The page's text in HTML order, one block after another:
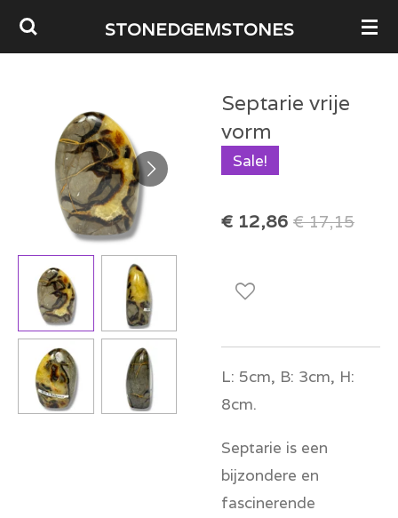
Ga
direct
hoofdinhoud
STONEDGEMSTONES
Septarie vrije
vorm
Sale!
€ 12,86 € 17,15
L: 5cm, B: 3cm, H:
8cm.
Septarie is een
bijzondere en
fascinerende